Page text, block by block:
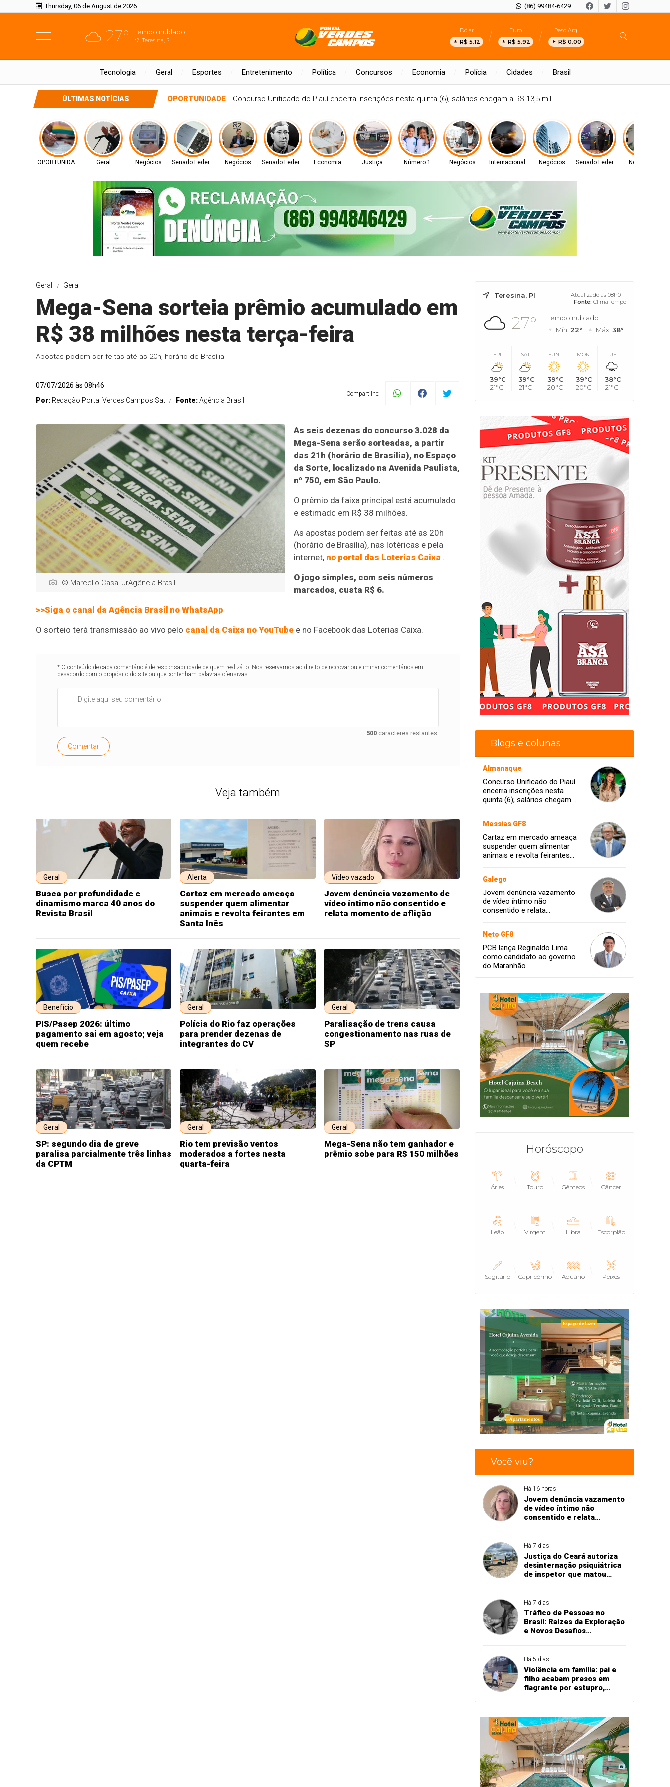
Thursday, 06 de August de 2026 (86) 99484-6429
27° Tempo nublado
Teresina, PI
Dólar
R$ 5,12
Euro
R$ 5,92
Peso Arg.
R$ 0,00
Tecnologia Geral Esportes Entretenimento Política Concursos Economia Polícia Cidades Brasil
ÚLTIMAS NOTÍCIAS OPORTUNIDADE Concurso Unificado do Piauí encerra inscrições nesta quinta (6); salários chegam a R$ 13,5 mil
OPORTUNIDADE Geral Negócios Senado Federal Negócios Senado Federal Economia Justiça Número 1 Negócios Internacional Negócios Senado Federal Negócios
Geral Geral
Mega-Sena sorteia prêmio acumulado em
R$ 38 milhões nesta terça-feira
Apostas podem ser feitas até as 20h, horário de Brasília
07/07/2026 às 08h46
Por: Redação Portal Verdes Campos Sat Fonte:Agência Brasil
Compartilhe:
© Marcello Casal JrAgência Brasil
As seis dezenas do concurso 3.028 da
Mega-Sena serão sorteadas, a partir
das 21h (horário de Brasília), no Espaço
da Sorte, localizado na Avenida Paulista,
nº 750, em São Paulo.
O prêmio da faixa principal está acumulado
e estimado em R$ 38 milhões.
As apostas podem ser feitas até as 20h
(horário de Brasília), nas lotéricas e pela
internet, no portal das Loterias Caixa .
O jogo simples, com seis números
marcados, custa R$ 6.
>>Siga o canal da Agência Brasil no WhatsApp
O sorteio terá transmissão ao vivo pelo canal da Caixa no YouTube e no Facebook das Loterias Caixa.
* O conteúdo de cada comentário é de responsabilidade de quem realizá-lo. Nos reservamos ao direito de reprovar ou eliminar comentários em
desacordo com o propósito do site ou que contenham palavras ofensivas.
500caracteres restantes.
Comentar
Veja também
Geral
Busca por profundidade e
dinamismo marca 40 anos do
Revista Brasil
Alerta
Cartaz em mercado ameaça
suspender quem alimentar
animais e revolta feirantes em
Santa Inês
Vídeo vazado
Jovem denúncia vazamento de
vídeo íntimo não consentido e
relata momento de aflição
Benefício
PIS/Pasep 2026: último
pagamento sai em agosto; veja
quem recebe
Geral
Polícia do Rio faz operações
para prender dezenas de
integrantes do CV
Geral
Paralisação de trens causa
congestionamento nas ruas de
SP
Geral
SP: segundo dia de greve
paralisa parcialmente três linhas
da CPTM
Geral
Rio tem previsão ventos
moderados a fortes nesta
quarta-feira
Geral
Mega-Sena não tem ganhador e
prêmio sobe para R$ 150 milhões
Teresina, PI
Atualizado às 08h01 -
Fonte: ClimaTempo
27°
Tempo nublado
Mín. 22° Máx. 38°
FRI
39°C
21°C
SAT
39°C
21°C
SUN
39°C
20°C
MON
39°C
20°C
TUE
38°C
21°C
Blogs e colunas
Almanaque
Concurso Unificado do Piauí
encerra inscrições nesta
quinta (6); salários chegam a
Messias GF8
Cartaz em mercado ameaça
suspender quem alimentar
animais e revolta feirantes
Galego
Jovem denúncia vazamento
de vídeo íntimo não
consentido e relata
Neto GF8
PCB lança Reginaldo Lima
como candidato ao governo
do Maranhão
Horóscopo
Áries Touro Gêmeos Câncer
Leão Virgem Libra Escorpião
Sagitário Capricórnio Aquário Peixes
Você viu?
Há 16 horas
Jovem denúncia vazamento
de vídeo íntimo não
consentido e relata
Há 7 dias
Justiça do Ceará autoriza
desinternação psiquiátrica
de inspetor que matou
Há 7 dias
Tráfico de Pessoas no
Brasil: Raízes da Exploração
e Novos Desafios
Há 5 dias
Violência em família: pai e
filho acabam presos em
flagrante por estupro,